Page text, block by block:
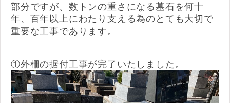
部分ですが、数トンの重さになる墓石を何十
年、百年以上にわたり支える為のとても大切で
重要な工事であります。
①外柵の据付工事が完了いたしました。